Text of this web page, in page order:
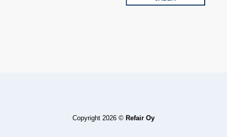
Copyright 2026 © Refair Oy